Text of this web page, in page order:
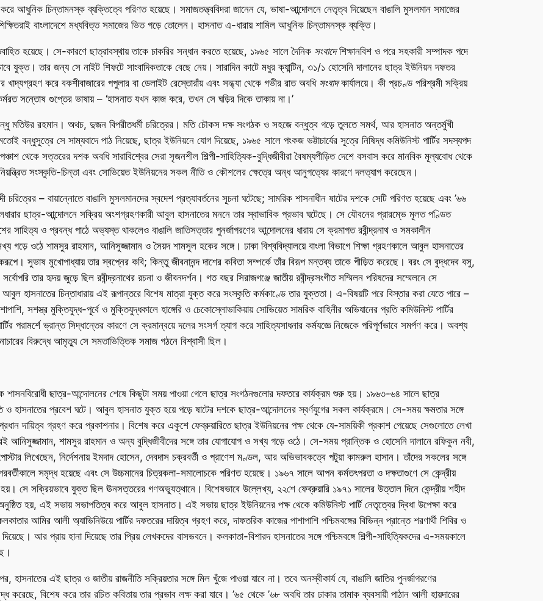
আধুনিক চিন্তামনস্ক ব্যক্তিত্বে পরিণত হয়েছে। সমাজতত্ত্ববিদরা জানেন যে, ভাষা-আন্দোলনে নেতৃত্ব দিয়েছেন বাঙালি মুসলমান সমাজের
বাংলাদেশে মধ্যবিত্ত সমাজের ভিত গড়ে তোলেন। হাসনাত এ-ধারায় শামিল আধুনিক চিন্তামনস্ক ব্যক্তি।
হয়েছে। সে-কারণে ছাত্রাবস্থায় তাকে চাকরির সন্ধান করতে হয়েছে, ১৯৬৫ সালে দৈনিক সংবাদেশিক্ষানবিশ ও পরে সহকারী সম্পাদক পদে
যুক্ত। তার জন্য সে নাইট শিফটে সাংবাদিকতাকে বেছে নেয়। সারাদিন কাটে মধুর ক্যান্টিন, ৩১/১ হোসেনি দালানের ছাত্র ইউনিয়ন দফতর
খাদ্যগ্রহণ করে বকশীবাজারের পপুলার বা ডেলাইট রেস্তোরাঁয় এবং সন্ধ্যা থেকে গভীর রাত অবধি সংবাদকার্যালয়ে। কী প্রচণ্ড পরিশ্রমী সক্রিয়
সন্তোষ গুপ্তের ভাষায় – ‘হাসনাত যখন কাজ করে, তখন সে ঘড়ির দিকে তাকায় না।’
বন্ধু মতিউর রহমান। অথচ, দুজন বিপরীতধর্মী চরিত্রের। মতি চৌকস দক্ষ সংগঠক ও সহজে বন্ধুত্ব গড়ে তুলতে সমর্থ, আর হাসনাত অন্তর্মুখী
বন্ধুসূত্রে সে সাম্যবাদে পাঠ নিয়েছে, ছাত্র ইউনিয়নে যোগ দিয়েছে, ১৯৬৫ সালে পংকজ ভট্টাচার্যের সূত্রে নিষিদ্ধ কমিউনিস্ট পার্টির সদস্যপদ
থেকে সত্তরের দশক অবধি সারাবিশ্বের সেরা সৃজনশীল শিল্পী-সাহিত্যিক-বুদ্ধিজীবীরা বৈষম্যপীড়িত দেশে বসবাস করে মানবিক মূল্যবোধ থেকে
সংস্কৃতি-চিন্তা এবং সোভিয়েত ইউনিয়নের সকল নীতি ও কৌশলের ক্ষেত্রে অন্ধ আনুগত্যের কারণে দলত্যাগ করেছেন।
চরিত্রের – বায়ান্নোতে বাঙালি মুসলমানদের স্বদেশ প্রত্যাবর্তনের সূচনা ঘটেছে; সামরিক শাসনাধীন ষাটের দশকে সেটি পরিণত হয়েছে এবং ’৬৬
ছাত্র-আন্দোলনে সক্রিয় অংশগ্রহণকারী আবুল হাসনাতের মননে তার স্বাভাবিক প্রভাব ঘটেছে। সে যৌবনের প্রারম্ভে মূলত পণ্ডিত
সাহিত্য ও প্রবন্ধ পাঠে অভ্যস্ত থাকলেও বাঙালি জাতিসত্তার পুনর্জাগরণের আন্দোলনের ধারায় সে ক্রমাগত রবীন্দ্রনাথ ও সমকালীন
ওঠে শামসুর রাহমান, আনিসুজ্জামান ও সৈয়দ শামসুল হকের সঙ্গে। ঢাকা বিশ্ববিদ্যালয়ে বাংলা বিভাগে শিক্ষা গ্রহণকালে আবুল হাসনাতের
সুভাষ মুখোপাধ্যায় তার স্বপ্নের কবি; কিন্তু জীবনানন্দ দাশের কবিতা সম্পর্কে তাঁর বিরূপ মন্তব্য তাকে পীড়িত করেছে। বরং সে বুদ্ধদেব বসু,
তার হৃদয় জুড়ে ছিল রবীন্দ্রনাথের রচনা ও জীবনদর্শন। গত বছর সিরাজগঞ্জে জাতীয় রবীন্দ্রসংগীত সম্মিলন পরিষদের সম্মেলনে সে
আবুল হাসনাতের চিন্তাধারায় এই রূপান্তরে বিশেষ মাত্রা যুক্ত করে সংস্কৃতি কর্মকাণ্ডে তার যুক্ততা। এ-বিষয়টি পরে বিস্তার করা যেতে পারে –
সশস্ত্র মুক্তিযুদ্ধ-পূর্বে ও মুক্তিযুদ্ধকালে হাঙ্গেরি ও চেকোস্লোভাকিয়ায় সোভিয়েত সামরিক বাহিনীর অভিযানের প্রতি কমিউনিস্ট পার্টির
পরামর্শে ভ্রান্ত সিদ্ধান্তের কারণে সে ক্রমান্বয়ে দলের সংসর্গ ত্যাগ করে সাহিত্যসাধনার কর্মযজ্ঞে নিজেকে পরিপূর্ণভাবে সমর্পণ করে। অবশ্য
বিরুদ্ধে আমৃত্যু সে সমতাভিত্তিক সমাজ গঠনে বিশ্বাসী ছিল।
শাসনবিরোধী ছাত্র-আন্দোলনের শেষে কিছুটা সময় পাওয়া গেলে ছাত্র সংগঠনগুলোর দফতরে কার্যক্রম শুরু হয়। ১৯৬৩-৬৪ সালে ছাত্র
ও হাসনাতের প্রবেশ ঘটে। আবুল হাসনাত যুক্ত হয়ে পড়ে ষাটের দশকে ছাত্র-আন্দোলনের স্বর্ণযুগের সকল কার্যক্রমে। সে-সময় ক্ষমতার সঙ্গে
দায়িত্ব গ্রহণ করে প্রকাশনার। বিশেষ করে একুশে ফেব্রুয়ারিতে ছাত্র ইউনিয়নের পক্ষ থেকে যে-সাময়িকী প্রকাশ পেয়েছে সেগুলোতে লেখা
শামসুর রাহমান ও অন্য বুদ্ধিজীবীদের সঙ্গে তার যোগাযোগ ও সখ্য গড়ে ওঠে। সে-সময় প্রান্তিক ও হোসেনি দালানে রফিকুন নবী,
লিখেছেন, নির্দেশনায় ইমদাদ হোসেন, দেবদাস চক্রবর্তী ও প্রাণেশ মণ্ডল, আর অভিভাবকত্বে পটুয়া কামরুল হাসান। তাঁদের সকলের সঙ্গে
সমৃদ্ধ হয়েছে এবং সে উচ্চমানের চিত্রকলা-সমালোচকে পরিণত হয়েছে। ১৯৬৭ সালে আপন কর্মতৎপরতা ও দক্ষতাগুণে সে কেন্দ্রীয়
হয়। সে সক্রিয়ভাবে যুক্ত ছিল ঊনসত্তরের গণঅভ্যুত্থানে। বিশেষভাবে উল্লেখ্য, ২২শে ফেব্রুয়ারি ১৯৭১ সালের উত্তাল দিনে কেন্দ্রীয় শহীদ
হয়, এই সভায় সভাপতিত্ব করে আবুল হাসনাত। এই সভায় ছাত্র ইউনিয়নের পক্ষ থেকে কমিউনিস্ট পার্টি নেতৃত্বের দ্বিধা উপেক্ষা করে
আমির আলী অ্যাভিনিউয়ে পার্টির দফতরের দায়িত্ব গ্রহণ করে, দাফতরিক কাজের পাশাপাশি পশ্চিমবঙ্গের বিভিন্ন প্রান্তে শরণার্থী শিবির ও
আর প্রায় হানা দিয়েছে তার প্রিয় লেখকদের বাসভবনে। কলকাতা-বিশারদ হাসনাতের সঙ্গে পশ্চিমবঙ্গে শিল্পী-সাহিত্যিকদের এ-সময়কালে
হাসনাতের এই ছাত্র ও জাতীয় রাজনীতি সক্রিয়তার সঙ্গে মিল খুঁজে পাওয়া যাবে না। তবে অনস্বীকার্য যে, বাঙালি জাতির পুনর্জাগরণের
বিশেষ করে তার রচিত কবিতায় তার প্রভাব লক্ষ করা যাবে। ’৬৫ থেকে ’৬৮ অবধি তার ঢাকার তামাক ব্যবসায়ী পাঠান আলী হায়দারের